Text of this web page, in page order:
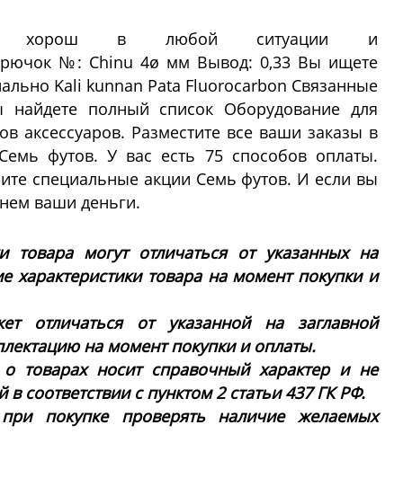
хорош в любой ситуации и
№: Chinu 4ø мм Вывод: 0,33 Вы ищете
Kali kunnan Pata Fluorocarbon Связанные
полный список Оборудование для
аксессуаров. Разместите все ваши заказы в
футов. У вас есть 75 способов оплаты.
специальные акции Семь футов. И если вы
ваши деньги.
товара могут отличаться от указанных на
характеристики товара на момент покупки и
отличаться от указанной на заглавной
на момент покупки и оплаты.
товарах носит справочный характер и не
соответствии с пунктом 2 статьи 437 ГК РФ.
покупке проверять наличие желаемых